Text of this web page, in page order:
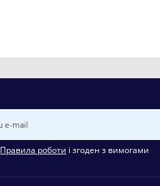
Правила роботи і згоден з вимогами